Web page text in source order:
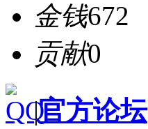
金钱672
贡献0
|官方论坛